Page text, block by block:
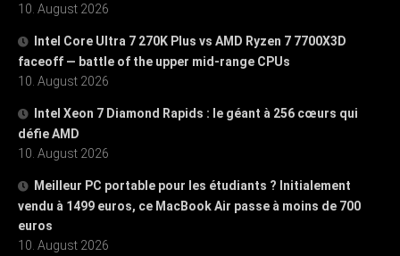
10. August 2026
Intel Core Ultra 7 270K Plus vs AMD Ryzen 7 7700X3D
faceoff — battle of the upper mid-range CPUs
10. August 2026
Intel Xeon 7 Diamond Rapids : le géant à 256 cœurs qui
défie AMD
10. August 2026
Meilleur PC portable pour les étudiants ? Initialement
vendu à 1499 euros, ce MacBook Air passe à moins de 700
euros
10. August 2026